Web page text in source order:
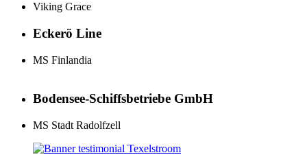
Viking Grace
Eckerö Line
MS Finlandia
Bodensee-Schiffsbetriebe GmbH
MS Stadt Radolfzell